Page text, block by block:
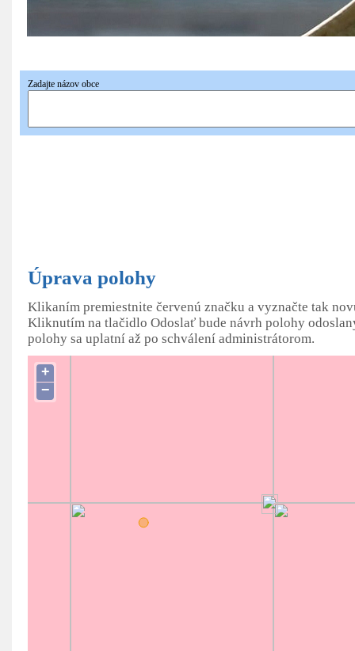
Zadajte názov obce
Úprava polohy
Klikaním premiestnite červenú značku a vyznačte tak
Kliknutím na tlačidlo Odoslať bude návrh polohy
polohy sa uplatní až po schválení administrátorom.
+
−